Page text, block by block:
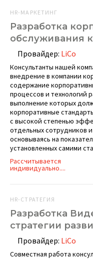
HR-МАРКЕТИНГ
Разработка
обслуживания
Провайдер: LiCo
Консультанты нашей
внедрение в компании
содержание
процессов и технологий
выполнение которых
корпоративные
с высокой степенью
отдельных сотрудников
основываясь на
установленных самими
Рассчитывается
индивидуально....
HR-СТРАТЕГИЯ
Разработка
стратегии
Провайдер: LiCo
Совместная работа